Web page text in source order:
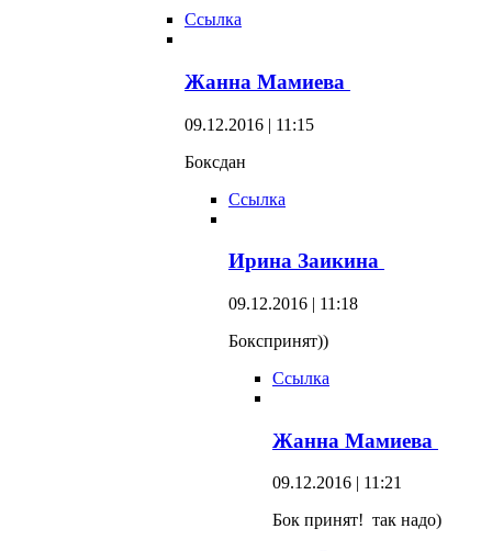
Ссылка
Жанна Мамиева
09.12.2016 | 11:15
Боксдан
Ссылка
Ирина Заикина
09.12.2016 | 11:18
Бокспринят))
Ссылка
Жанна Мамиева
09.12.2016 | 11:21
Бок принят! так надо)